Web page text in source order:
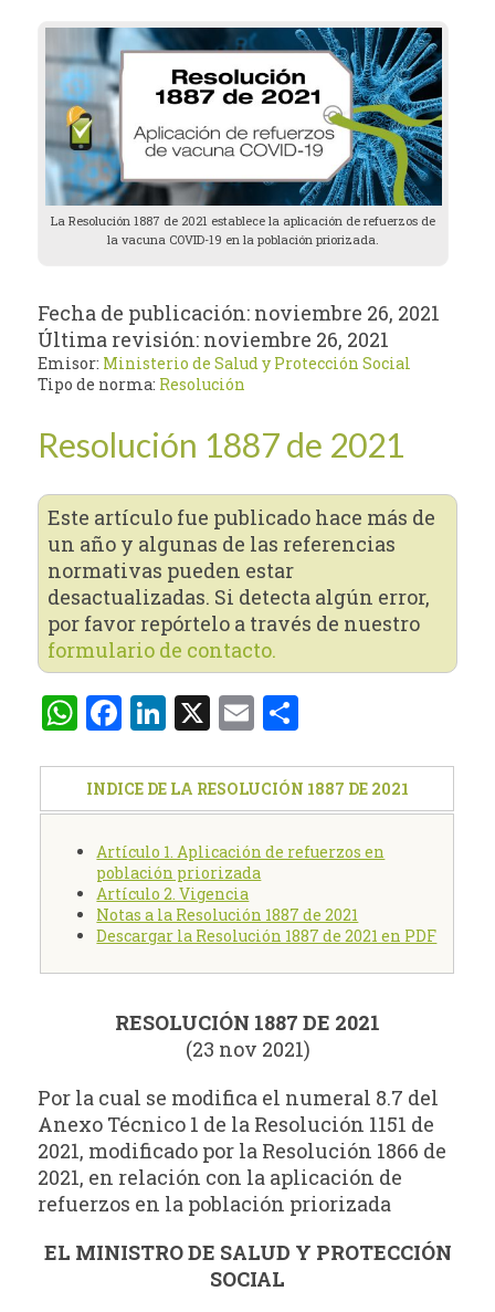
La Resolución 1887 de 2021 establece la aplicación de refuerzos de
la vacuna COVID-19 en la población priorizada.
Fecha de publicación: noviembre 26, 2021
Última revisión: noviembre 26, 2021
Emisor: Ministerio de Salud y Protección Social
Tipo de norma: Resolución
Resolución 1887 de 2021
Este artículo fue publicado hace más de
un año y algunas de las referencias
normativas pueden estar
desactualizadas. Si detecta algún error,
por favor repórtelo a través de nuestro
formulario de contacto.
WhatsApp
Facebook
LinkedIn
X Email
INDICE DE LA RESOLUCIÓN 1887 DE 2021
Artículo 1. Aplicación de refuerzos en
población priorizada
Artículo 2. Vigencia
Notas a la Resolución 1887 de 2021
Descargar la Resolución 1887 de 2021 en PDF
RESOLUCIÓN 1887 DE 2021
(23 nov 2021)
Por la cual se modifica el numeral 8.7 del
Anexo Técnico 1 de la Resolución 1151 de
2021, modificado por la Resolución 1866 de
2021, en relación con la aplicación de
refuerzos en la población priorizada
EL MINISTRO DE SALUD Y PROTECCIÓN
SOCIAL